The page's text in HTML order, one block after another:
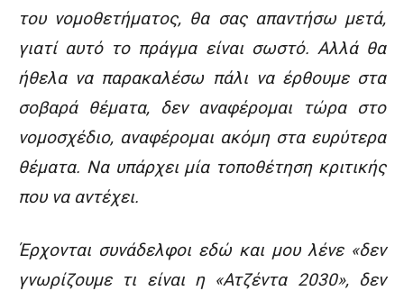
του νομοθετήματος, θα σας απαντήσω μετά,
γιατί αυτό το πράγμα είναι σωστό. Αλλά θα
ήθελα να παρακαλέσω πάλι να έρθουμε στα
σοβαρά θέματα, δεν αναφέρομαι τώρα στο
νομοσχέδιο, αναφέρομαι ακόμη στα ευρύτερα
θέματα. Να υπάρχει μία τοποθέτηση κριτικής
που να αντέχει.
Έρχονται συνάδελφοι εδώ και μου λένε «δεν
γνωρίζουμε τι είναι η «Ατζέντα 2030», δεν